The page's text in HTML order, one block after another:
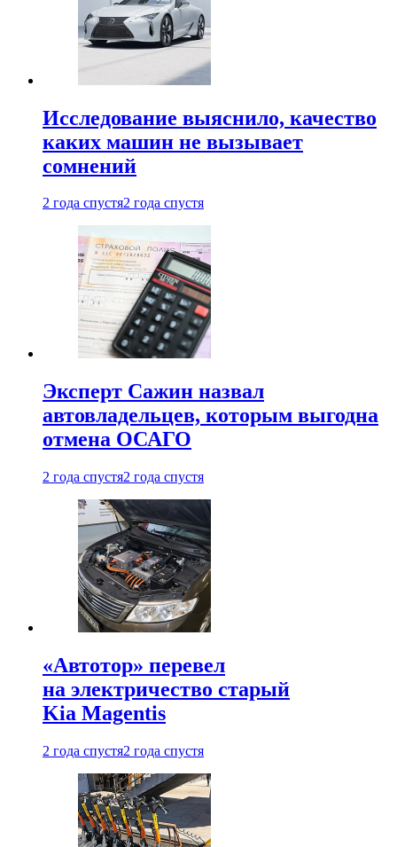
Исследование выяснило, качество
каких машин не вызывает
сомнений
2 года спустя2 года спустя
Эксперт Сажин назвал
автовладельцев, которым выгодна
отмена ОСАГО
2 года спустя2 года спустя
«Автотор» перевел
на электричество старый
Kia Magentis
2 года спустя2 года спустя